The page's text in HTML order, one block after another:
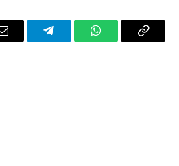
Email TelegramWhatsAppCopy